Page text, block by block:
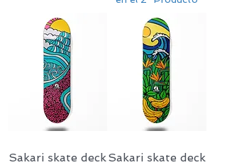
Sakari skate deckSakari skate deck